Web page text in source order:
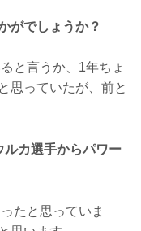
がでしょうか？
と言うか、1年ちょ
思っていたが、前と
ルカ選手からパワー
たと思っていま